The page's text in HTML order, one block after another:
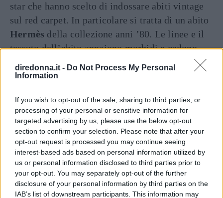
diredonna.it - Do Not Process My Personal
Information
If you wish to opt-out of the sale, sharing to third parties, or
processing of your personal or sensitive information for
targeted advertising by us, please use the below opt-out
section to confirm your selection. Please note that after your
opt-out request is processed you may continue seeing
interest-based ads based on personal information utilized by
us or personal information disclosed to third parties prior to
your opt-out. You may separately opt-out of the further
disclosure of your personal information by third parties on the
IAB’s list of downstream participants. This information may
star che hanno scelto di indossare abiti vintage
sul red carpet. In particolare si tratta di un abito
Hermès della collezione anni ’80. Le linee e il
tessuto dell’abito appaiono morbidi e cadono
dolcemente lungo la silhouette dell’attrice,
declinandosi nei colori del bianco del marrone e
Natalie Portman con l’abito
vintage Dior agli Oscar 2012